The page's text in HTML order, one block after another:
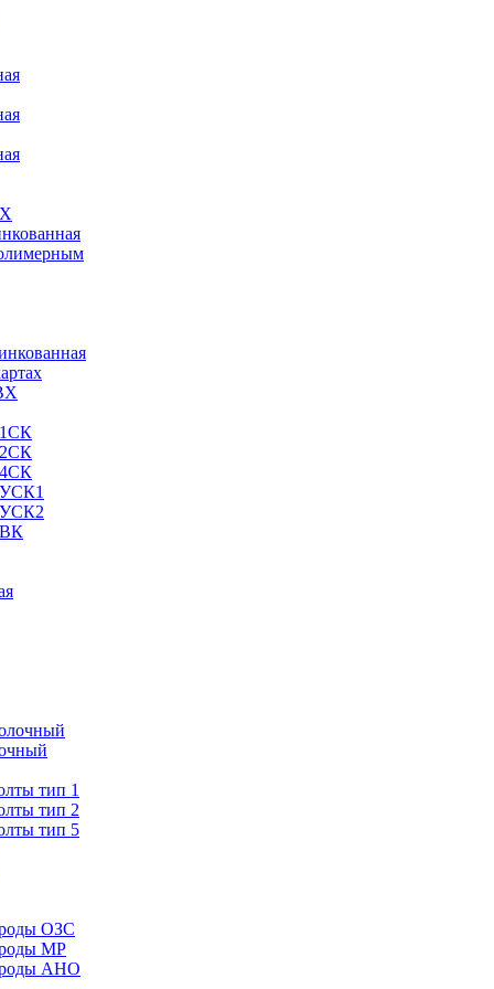
1СК
2СК
4СК
УСК1
УСК2
ВК
тип 1
тип 2
тип 5
ОЗС
МР
АНО